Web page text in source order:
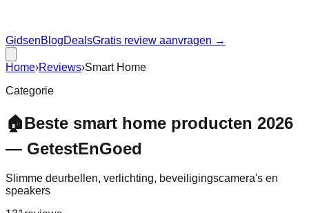
GidsenBlogDealsGratis review aanvragen →
Home›Reviews›Smart Home
Categorie
🏠Beste smart home producten 2026
— GetestEnGoed
Slimme deurbellen, verlichting, beveiligingscamera's en
speakers